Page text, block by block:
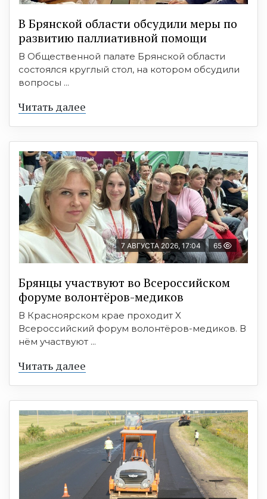
В Брянской области обсудили меры по
развитию паллиативной помощи
В Общественной палате Брянской области
состоялся круглый стол, на котором обсудили
вопросы ...
Читать далее
7 АВГУСТА 2026, 17:04 65
Брянцы участвуют во Всероссийском
форуме волонтёров-медиков
В Красноярском крае проходит X
Всероссийский форум волонтёров-медиков. В
нём участвуют ...
Читать далее